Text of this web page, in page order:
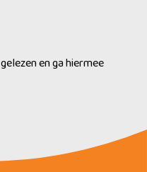
gelezen en ga hiermee